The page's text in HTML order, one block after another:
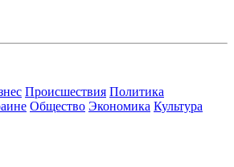
Происшествия Политика
Общество Экономика Культура